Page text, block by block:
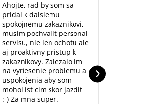
Ahojte, rad by som sa
pridal k dalsiemu
spokojnemu zakaznikovi,
musim pochvalit personal
servisu, nie len ochotu ale
aj proaktivny pristup k
zakaznikovy. Zalezalo im
na vyriesenie problemu a
uspokojenia aby som
mohol ist cim skor jazdit
:-) Za mna super.